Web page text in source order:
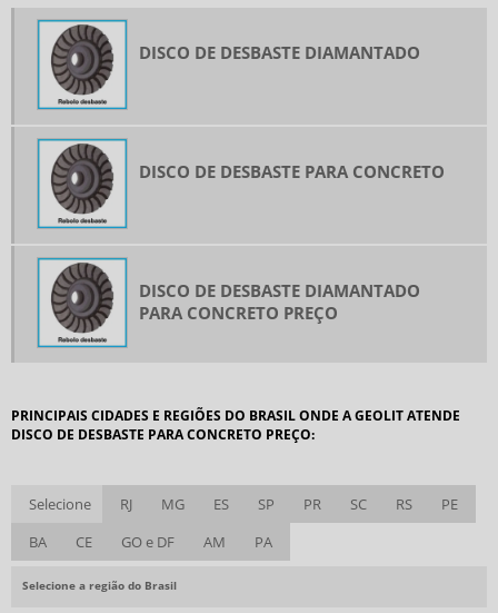
PASTA DIAMANTADA PREÇO
PASTA PARA LAPIDAÇÃO
PASTA PARA POLIMENTO
PÓ DE DIAMANTE PARA POLIMENTO
PONTEIRA DE DIAMANTE PARA PEELING
REBOLO DIAMANTADO PARA AFIAR
REBOLO DIAMANTADO PREÇO
RETIFICADOR DE REBOLO
SERRA COPO DIAMANTADA PARA CONCRETO
BROCA DIAMANTADA PARA PORCELANATO PREÇO
DISCO DE DESBASTE PARA CONCRETO
DISCO DE DESBASTE PREÇO
DISCO DIAMANTADO
DISCO DE DESBASTE DIAMANTADO
DISCO DE DESBASTE PARA CONCRETO
DISCO DE DESBASTE DIAMANTADO
PARA CONCRETO PREÇO
PRINCIPAIS CIDADES E REGIÕES DO BRASIL ONDE A GEOLIT ATENDE
DISCO DE DESBASTE PARA CONCRETO PREÇO:
Selecione RJ MG ES SP PR SC RS
PE
BA
CE GO e DF AM PA
Selecione a região do Brasil